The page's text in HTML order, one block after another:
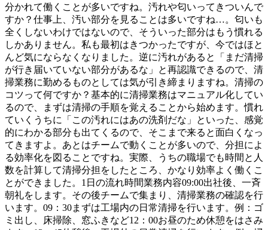
分かれて働くことが多いですね。汚れや匂いってきついんで
すか？仕事上、汚い部分を見ることは多いですね…。匂いも
全くしないわけではないので、そういった部分はもう慣れる
しかありません。私も最初はきつかったですが、今ではほと
んど気にならなくなりました。逆に汚れがあると「まだ清掃
が行き届いていない部分があるな」と再認識できるので、清
掃業務に勤めるものとしては気が引き締まりますね。清掃の
コツって何ですか？基本的に清掃業務はマニュアル化してい
るので、まずは清掃の手順を覚えることから始めます。慣れ
ていくうちに「この汚れにはあの洗剤だな」といった、感覚
的にわかる部分も出てくるので、そこまで来ると面白くなっ
てきますよ。あとはチームで動くことが多いので、分担によ
る効率化を図ることですね。実際、うちの職場でも時間と人
数を計算して清掃分担をしたところ、かなり効率よく働くこ
とができました。1日の流れ時間業務内容09:00出社後、一斉
朝礼をします。その後チームで集まり、清掃業務の確認を行
います。09：30まずは工場内の日常清掃を行います。例：ゴ
ミ出し、床掃除、窓ふきなど12：00お昼のため休憩をはさみ